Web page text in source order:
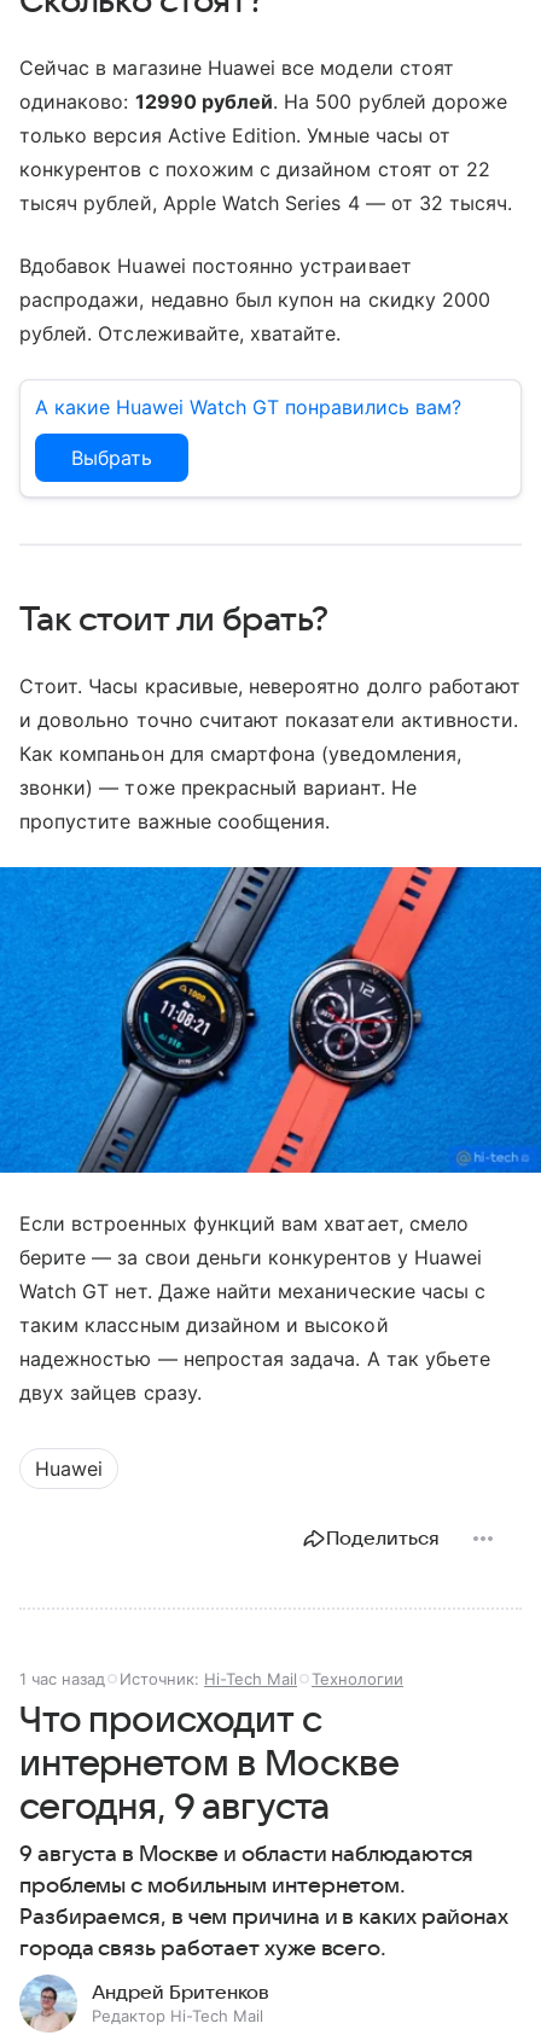
Сейчас в магазине Huawei все модели стоят
одинаково: 12990 рублей. На 500 рублей дороже
только версия Active Edition. Умные часы от
конкурентов с похожим с дизайном стоят от 22
тысяч рублей, Apple Watch Series 4 — от 32 тысяч.
Вдобавок Huawei постоянно устраивает
распродажи, недавно был купон на скидку 2000
рублей. Отслеживайте, хватайте.
А какие Huawei Watch GT понравились вам?
Выбрать
Так стоит ли брать?
Стоит. Часы красивые, невероятно долго работают
и довольно точно считают показатели активности.
Как компаньон для смартфона (уведомления,
звонки) — тоже прекрасный вариант. Не
пропустите важные сообщения.
Если встроенных функций вам хватает, смело
берите — за свои деньги конкурентов у Huawei
Watch GT нет. Даже найти механические часы с
таким классным дизайном и высокой
надежностью — непростая задача. А так убьете
двух зайцев сразу.
Huawei
Поделиться
1 час назад Источник: Hi-Tech Mail Технологии
Что происходит с
интернетом в Москве
сегодня, 9 августа
9 августа в Москве и области наблюдаются
проблемы с мобильным интернетом.
Разбираемся, в чем причина и в каких районах
города связь работает хуже всего.
Андрей Бритенков
Редактор Hi-Tech Mail